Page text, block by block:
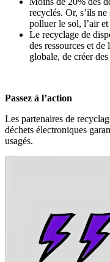
recyclés. Or, s’ils
polluer le sol, l’air et
Le recyclage de
des ressources et
globale, de créer
Passez à l’action
Les partenaires de
déchets électroniques
usagés.